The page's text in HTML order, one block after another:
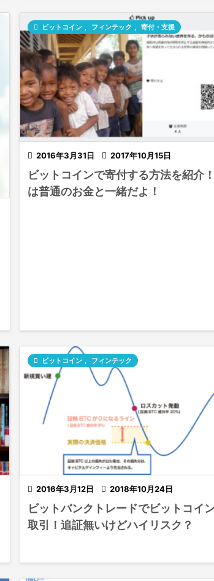
 2016年3月31日  2017年10月15日
 ビットコイン , フィンテック , 寄付・支援
ビットコインで寄付する方法を紹介
は普通のお金と一緒だよ！
 2016年3月12日  2018年10月24日
 ビットコイン , フィンテック
ビットバンクトレードでビットコイ
取引！追証無いけどハイリスク？